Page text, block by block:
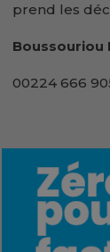
prend les
Boussouriou
00224 666